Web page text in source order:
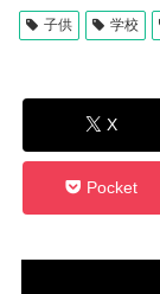
子供 学校
X
Pocket